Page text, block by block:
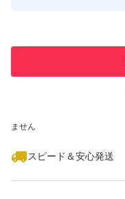
ません
スピード＆安心発送